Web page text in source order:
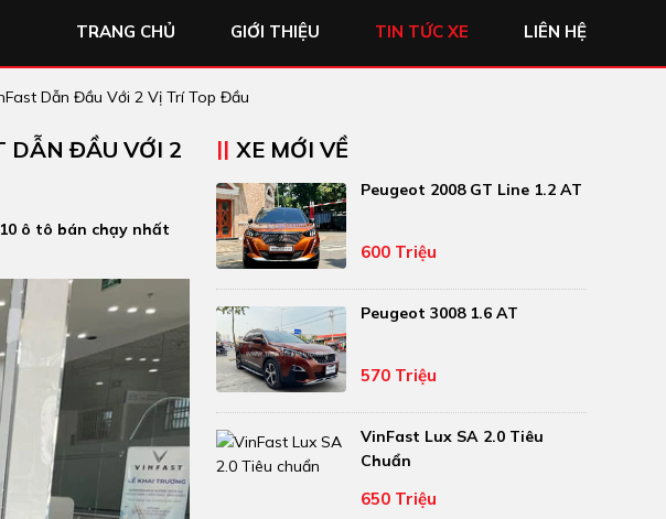
TRANG CHỦ GIỚI THIỆU TIN TỨC XE LIÊN HỆ
Dẫn Đầu Với 2 Vị Trí Top Đầu
DẪN ĐẦU VỚI 2
ô tô bán chạy nhất
XE MỚI VỀ
Peugeot 2008 GT Line 1.2 AT
600 Triệu
Peugeot 3008 1.6 AT
570 Triệu
VinFast Lux SA 2.0 Tiêu
Chuẩn
650 Triệu